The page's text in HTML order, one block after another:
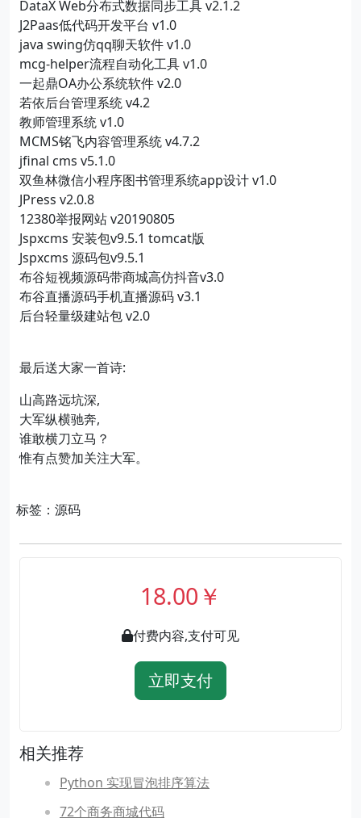
DataX Web分布式数据同步工具 v2.1.2
J2Paas低代码开发平台 v1.0
java swing仿qq聊天软件 v1.0
mcg-helper流程自动化工具 v1.0
一起鼎OA办公系统软件 v2.0
若依后台管理系统 v4.2
教师管理系统 v1.0
MCMS铭飞内容管理系统 v4.7.2
jfinal cms v5.1.0
双鱼林微信小程序图书管理系统app设计 v1.0
JPress v2.0.8
12380举报网站 v20190805
Jspxcms 安装包v9.5.1 tomcat版
Jspxcms 源码包v9.5.1
布谷短视频源码带商城高仿抖音v3.0
布谷直播源码手机直播源码 v3.1
后台轻量级建站包 v2.0
最后送大家一首诗:
山高路远坑深,
大军纵横驰奔,
谁敢横刀立马？
惟有点赞加关注大军。
标签：源码
18.00￥
付费内容,支付可见
立即支付
相关推荐
Python 实现冒泡排序算法
72个商务商城代码